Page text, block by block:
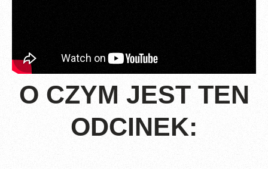
O CZYM JEST TEN
ODCINEK: